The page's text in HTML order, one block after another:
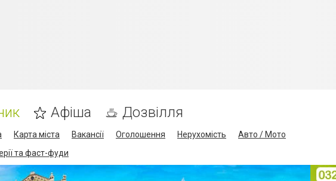
Афіша Дозвілля
Карта міста Вакансії Оголошення Нерухомість
Авто / Мото
та фаст-фуди